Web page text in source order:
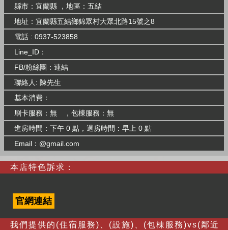
縣市：宜蘭縣 ，地區：五結
地址：宜蘭縣五結鄉錦眾村大眾北路15號之8
電話 : 0937-523858
Line_ID：
FB/粉絲團： 連結
聯絡人: 陳先生
基本消費：
刷卡服務：無 ，包棟服務：無
進房時間：下午 0 點，退房時間：早上 0 點
Email：@gmail.com
本店特色訴求：
官網連結
我們提供的(住宿服務)、(設施)、(包棟服務)vs(鄰近